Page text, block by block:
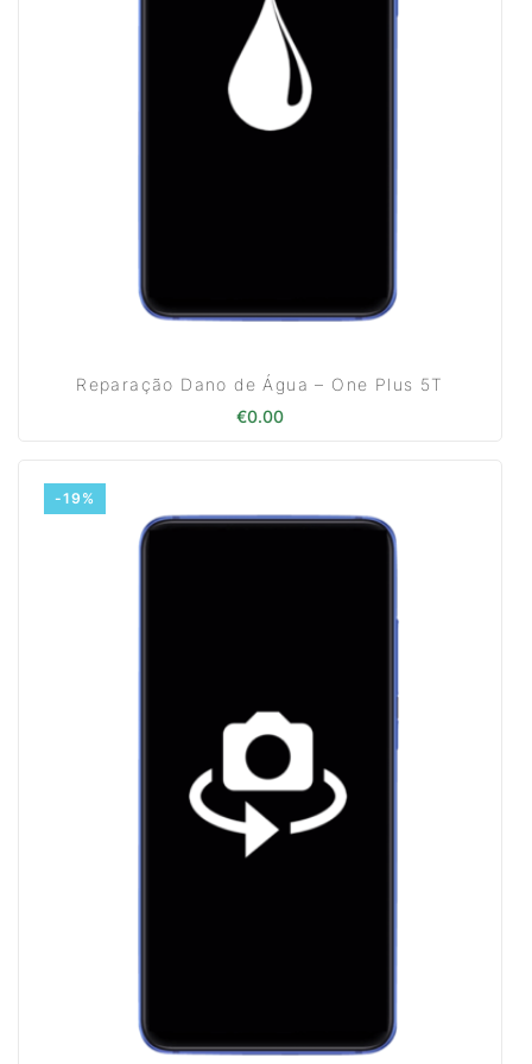
Reparação Dano de Água – One Plus 5T
€0.00
-19%